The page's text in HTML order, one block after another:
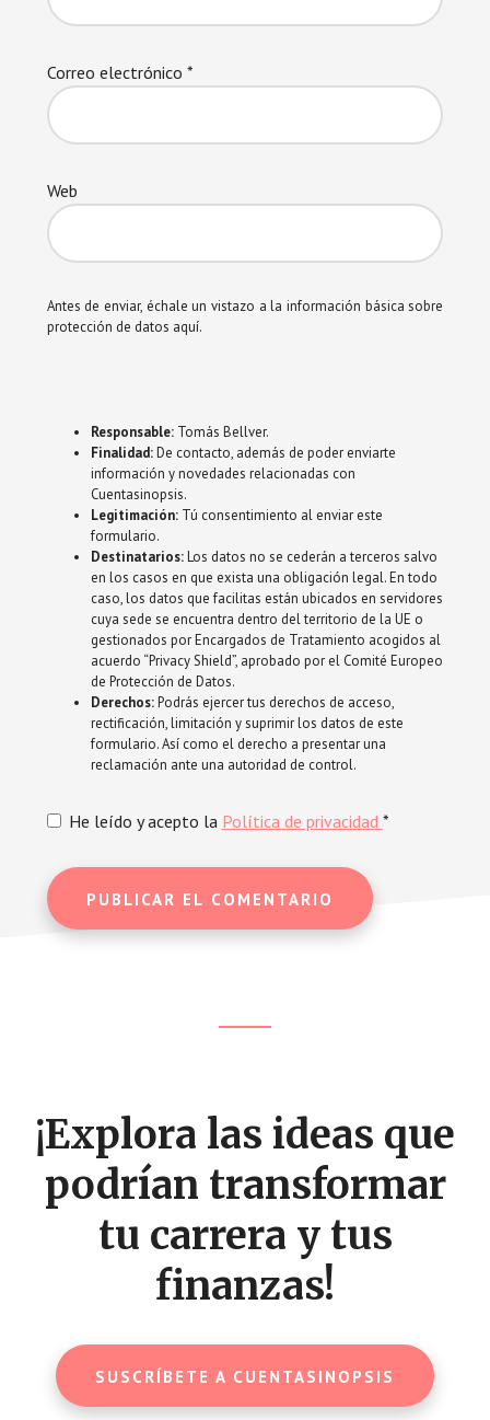
Correo electrónico *
Web
Antes de enviar, échale un vistazo a la información básica sobre
protección de datos aquí.
Responsable:Tomás Bellver.
Finalidad:De contacto, además de poder enviarte
información y novedades relacionadas con
Cuentasinopsis.
Legitimación:Tú consentimiento al enviar este
formulario.
Destinatarios:Los datos no se cederán a terceros salvo
en los casos en que exista una obligación legal. En todo
caso, los datos que facilitas están ubicados en servidores
cuya sede se encuentra dentro del territorio de la UE o
gestionados por Encargados de Tratamiento acogidos al
acuerdo “Privacy Shield”, aprobado por el Comité Europeo
de Protección de Datos.
Derechos:Podrás ejercer tus derechos de acceso,
rectificación, limitación y suprimir los datos de este
formulario. Así como el derecho a presentar una
reclamación ante una autoridad de control.
He leído y acepto la Política de privacidad *
¡Explora las ideas que
podrían transformar
tu carrera y tus
finanzas!
SUSCRÍBETE A CUENTASINOPSIS